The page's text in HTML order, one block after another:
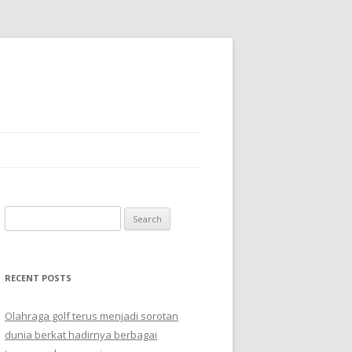
for:
RECENT POSTS
Olahraga golf terus menjadi sorotan
dunia berkat hadirnya berbagai